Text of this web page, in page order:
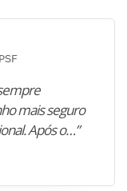
mais seguro
Após o…”